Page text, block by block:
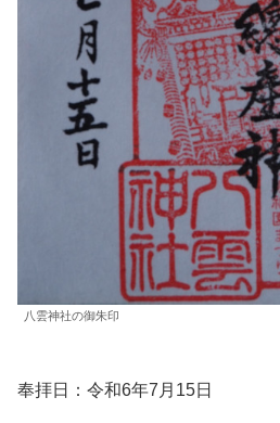
八雲神社の御朱印
奉拝日：令和6年7月15日